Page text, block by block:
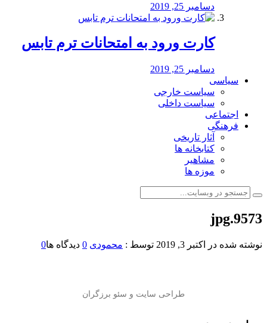
دسامبر 25, 2019
کارت ورود به امتحانات ترم تابس
دسامبر 25, 2019
سیاسی
سیاست خارجی
سیاست داخلی
اجتماعی
فرهنگی
آثار تاریخی
کتابخانه ها
مشاهیر
موزه ها
9573.jpg
نوشته شده در اکتبر 3, 2019 توسط : محمودی 0 دیدگاه ها0